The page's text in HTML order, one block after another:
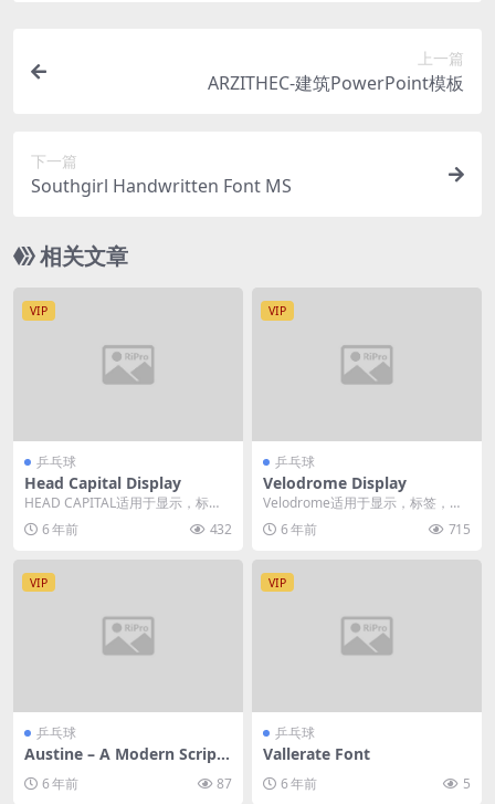
上一篇
ARZITHEC-建筑PowerPoint模板
下一篇
Southgirl Handwritten Font MS
相关文章
VIP
乒乓球
Head Capital Display
HEAD CAPITAL适用于显示，标
签，服装，电影场景，海报，电影
标题，演出，...
6 年前 432
VIP
乒乓球
Velodrome Display
Velodrome适用于显示，标签，服
装，电影场景，海报，电影标题，
演出，专辑封...
6 年前 715
VIP
乒乓球
Austine – A Modern Script
6 年前 87
VIP
乒乓球
Vallerate Font
6 年前 5